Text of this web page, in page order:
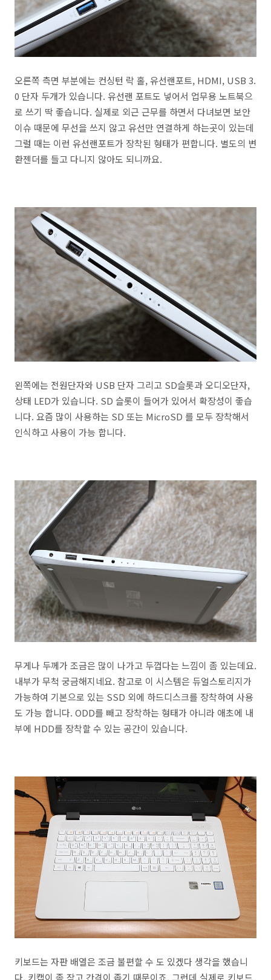
오른쪽 측면 부분에는 컨싱턴 락 홀, 유선랜포트, HDMI, USB 3.
0 단자 두개가 있습니다. 유선랜 포트도 넣어서 업무용 노트북으
로 쓰기 딱 좋습니다. 실제로 외근 근무를 하면서 다녀보면 보안
이슈 때문에 무선을 쓰지 않고 유선만 연결하게 하는곳이 있는데
그럴 때는 이런 유선랜포트가 장착된 형태가 편합니다. 별도의 변
환젠더를 들고 다니지 않아도 되니까요.
왼쪽에는 전원단자와 USB 단자 그리고 SD슬롯과 오디오단자,
상태 LED가 있습니다. SD 슬롯이 들어가 있어서 확장성이 좋습
니다. 요즘 많이 사용하는 SD 또는 MicroSD 를 모두 장착해서
인식하고 사용이 가능 합니다.
무게나 두께가 조금은 많이 나가고 두껍다는 느낌이 좀 있는데요.
내부가 무척 궁금해지네요. 참고로 이 시스템은 듀얼스토리지가
가능하여 기본으로 있는 SSD 외에 하드디스크를 장착하여 사용
도 가능 합니다. ODD를 빼고 장착하는 형태가 아니라 애초에 내
부에 HDD를 장착할 수 있는 공간이 있습니다.
키보드는 자판 배열은 조금 불편할 수 도 있겠다 생각을 했습니
다. 키캡이 좀 작고 간격이 좁기 때문이죠. 그런데 실제로 키보드